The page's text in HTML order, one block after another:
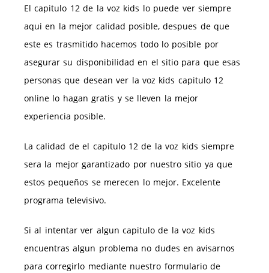
El capitulo 12 de la voz kids lo puede ver siempre
aqui en la mejor calidad posible, despues de que
este es trasmitido hacemos todo lo posible por
asegurar su disponibilidad en el sitio para que esas
personas que desean ver la voz kids capitulo 12
online lo hagan gratis y se lleven la mejor
experiencia posible.
La calidad de el capitulo 12 de la voz kids siempre
sera la mejor garantizado por nuestro sitio ya que
estos pequeños se merecen lo mejor. Excelente
programa televisivo.
Si al intentar ver algun capitulo de la voz kids
encuentras algun problema no dudes en avisarnos
para corregirlo mediante nuestro formulario de